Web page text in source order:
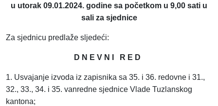
u utorak 09.01.2024. godine sa početkom u 9,00 sati u
sali za sjednice
Za sjednicu predlaže sljedeći:
D N E V N I R E D
1. Usvajanje izvoda iz zapisnika sa 35. i 36. redovne i 31.,
32., 33., 34. i 35. vanredne sjednice Vlade Tuzlanskog
kantona;